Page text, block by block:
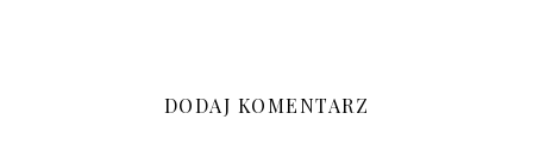
DODAJ KOMENTARZ